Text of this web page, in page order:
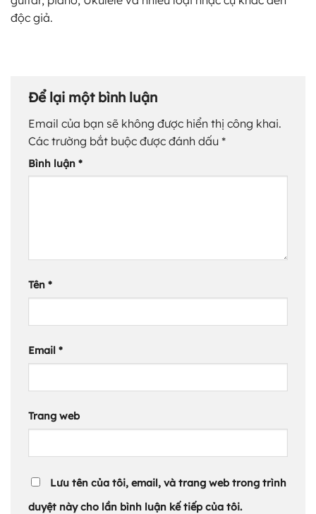
độc giả.
Để lại một bình luận
Email của bạn sẽ không được hiển thị công khai.
Các trường bắt buộc được đánh dấu *
Bình luận *
Tên *
Email *
Trang web
Lưu tên của tôi, email, và trang web trong trình
duyệt này cho lần bình luận kế tiếp của tôi.